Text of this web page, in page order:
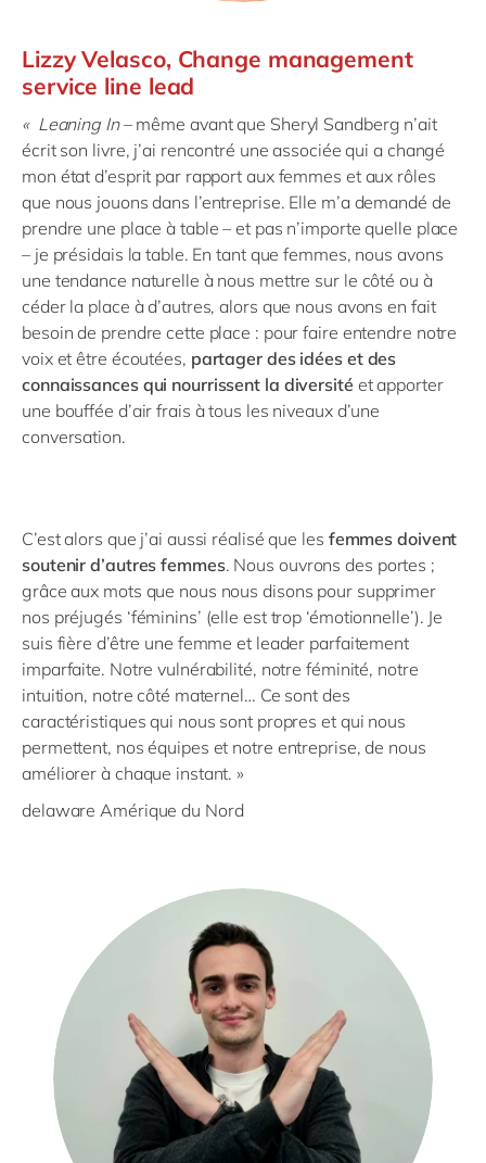
Lizzy Velasco, Change management
service line lead
« Leaning In– même avant que Sheryl Sandberg n’ait
écrit son livre, j’ai rencontré une associée qui a changé
mon état d’esprit par rapport aux femmes et aux rôles
que nous jouons dans l’entreprise. Elle m’a demandé de
prendre une place à table – et pas n’importe quelle place
– je présidais la table. En tant que femmes, nous avons
une tendance naturelle à nous mettre sur le côté ou à
céder la place à d’autres, alors que nous avons en fait
besoin de prendre cette place : pour faire entendre notre
voix et être écoutées, partager des idées et des
connaissances qui nourrissent la diversité et apporter
une bouffée d’air frais à tous les niveaux d’une
conversation.
C’est alors que j’ai aussi réalisé que les femmes doivent
soutenir d’autres femmes. Nous ouvrons des portes ;
grâce aux mots que nous nous disons pour supprimer
nos préjugés ‘féminins’ (elle est trop ‘émotionnelle’). Je
suis fière d’être une femme et leader parfaitement
imparfaite. Notre vulnérabilité, notre féminité, notre
intuition, notre côté maternel… Ce sont des
caractéristiques qui nous sont propres et qui nous
permettent, nos équipes et notre entreprise, de nous
améliorer à chaque instant. »
delaware Amérique du Nord